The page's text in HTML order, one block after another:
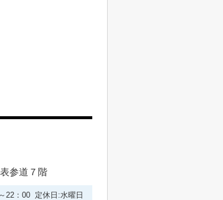
参道７階
22：00 定休日:水曜日